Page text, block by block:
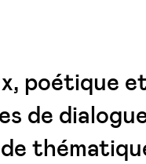
poétique
de